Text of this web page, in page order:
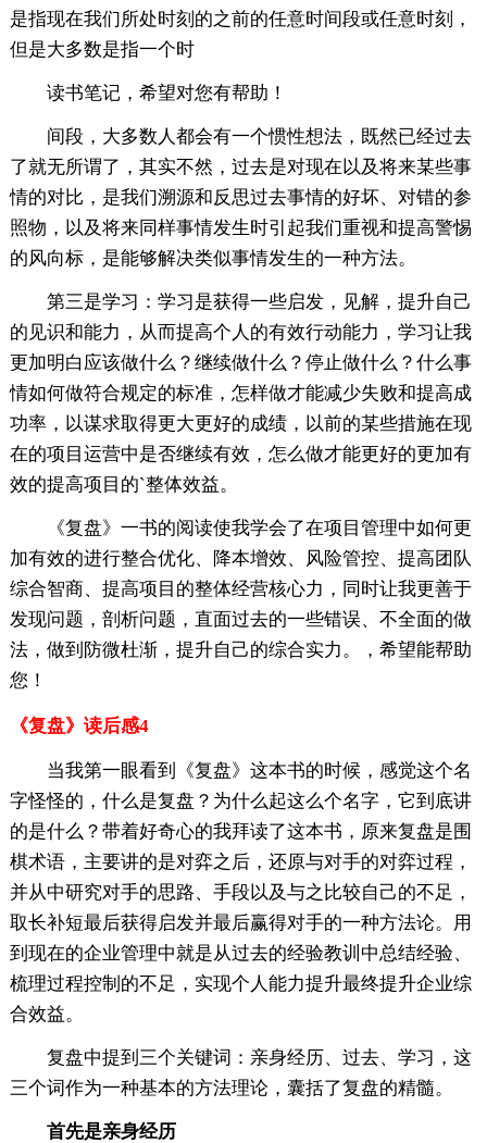
是指现在我们所处时刻的之前的任意时间段或任意时刻，
但是大多数是指一个时
读书笔记，希望对您有帮助！
间段，大多数人都会有一个惯性想法，既然已经过去
了就无所谓了，其实不然，过去是对现在以及将来某些事
情的对比，是我们溯源和反思过去事情的好坏、对错的参
照物，以及将来同样事情发生时引起我们重视和提高警惕
的风向标，是能够解决类似事情发生的一种方法。
第三是学习：学习是获得一些启发，见解，提升自己
的见识和能力，从而提高个人的有效行动能力，学习让我
更加明白应该做什么？继续做什么？停止做什么？什么事
情如何做符合规定的标准，怎样做才能减少失败和提高成
功率，以谋求取得更大更好的成绩，以前的某些措施在现
在的项目运营中是否继续有效，怎么做才能更好的更加有
效的提高项目的`整体效益。
《复盘》一书的阅读使我学会了在项目管理中如何更
加有效的进行整合优化、降本增效、风险管控、提高团队
综合智商、提高项目的整体经营核心力，同时让我更善于
发现问题，剖析问题，直面过去的一些错误、不全面的做
法，做到防微杜渐，提升自己的综合实力。，希望能帮助
您！
《复盘》读后感4
当我第一眼看到《复盘》这本书的时候，感觉这个名
字怪怪的，什么是复盘？为什么起这么个名字，它到底讲
的是什么？带着好奇心的我拜读了这本书，原来复盘是围
棋术语，主要讲的是对弈之后，还原与对手的对弈过程，
并从中研究对手的思路、手段以及与之比较自己的不足，
取长补短最后获得启发并最后赢得对手的一种方法论。用
到现在的企业管理中就是从过去的经验教训中总结经验、
梳理过程控制的不足，实现个人能力提升最终提升企业综
合效益。
复盘中提到三个关键词：亲身经历、过去、学习，这
三个词作为一种基本的方法理论，囊括了复盘的精髓。
首先是亲身经历